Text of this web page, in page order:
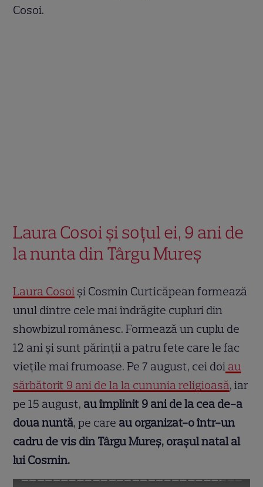
Cosoi.
Laura Cosoi și soțul ei, 9 ani de
la nunta din Târgu Mureș
Laura Cosoi și Cosmin Curticăpean formează
unul dintre cele mai îndrăgite cupluri din
showbizul românesc. Formează un cuplu de
12 ani și sunt părinții a patru fete care le fac
viețile mai frumoase. Pe 7 august, cei doi au
sărbătorit 9 ani de la la cununia religioasă, iar
pe 15 august, au împlinit 9 ani de la cea de-a
doua nuntă, pe care au organizat-o într-un
cadru de vis din Târgu Mureș, orașul natal al
lui Cosmin.